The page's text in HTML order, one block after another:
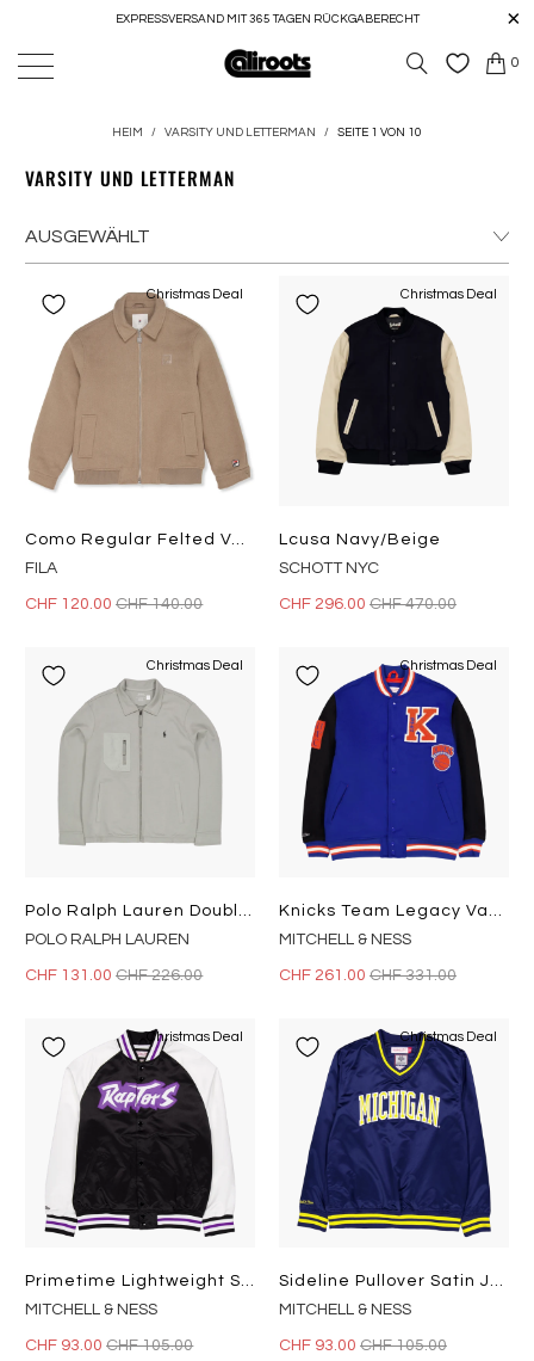
EXPRESSVERSAND MIT 365 TAGEN RÜCKGABERECHT
0
HEIM / VARSITY UND LETTERMAN / SEITE 1 VON 10
VARSITY UND LETTERMAN
Christmas Deal
FILA
CHF 120.00CHF 140.00
Christmas Deal
Lcusa Navy/beige
SCHOTT NYC
CHF 296.00 CHF 470.00
Christmas Deal
POLO RALPH LAUREN
CHF 131.00CHF 226.00
Christmas Deal
MITCHELL & NESS
CHF 261.00 CHF 331.00
Christmas Deal
Primetime Lightweight Satin Ja Black
MITCHELL & NESS
CHF 93.00CHF 105.00
Christmas Deal
Sideline Pullover Satin Jacket Navy
MITCHELL & NESS
CHF 93.00 CHF 105.00